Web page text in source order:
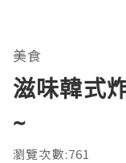
美食
滋味韓式
~
瀏覽次數:761